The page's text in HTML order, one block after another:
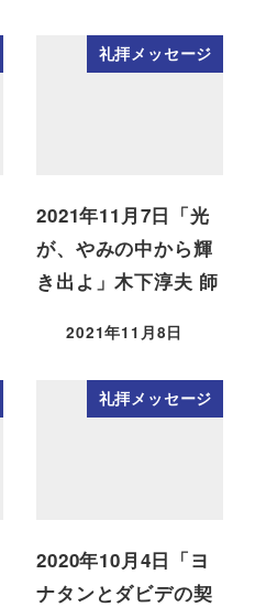
礼拝メッセージ
2021年11月7日「光
が、やみの中から輝
き出よ」木下淳夫 師
2021年11月8日
礼拝メッセージ
2020年10月4日「ヨ
ナタンとダビデの契